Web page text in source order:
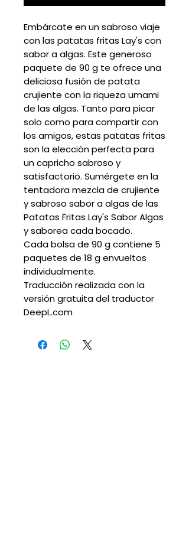
Embárcate en un sabroso viaje
con las patatas fritas Lay's con
sabor a algas. Este generoso
paquete de 90 g te ofrece una
deliciosa fusión de patata
crujiente con la riqueza umami
de las algas. Tanto para picar
solo como para compartir con
los amigos, estas patatas fritas
son la elección perfecta para
un capricho sabroso y
satisfactorio. Sumérgete en la
tentadora mezcla de crujiente
y sabroso sabor a algas de las
Patatas Fritas Lay's Sabor Algas
y saborea cada bocado.
Cada bolsa de 90 g contiene 5
paquetes de 18 g envueltos
individualmente.
Traducción realizada con la
versión gratuita del traductor
DeepL.com